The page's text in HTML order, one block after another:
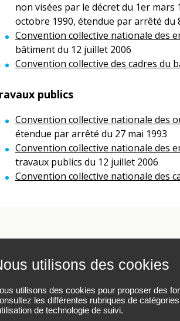
utilisons des cookies
utilisons des cookies pour proposer des
les différentes rubriques de
de technologie de suivi.
non visées par le décret du 1er mars
octobre 1990, étendue par arrêté du
Convention collective nationale des
bâtiment du 12 juillet 2006
Convention collective des cadres du
publics
Convention collective nationale des
étendue par arrêté du 27 mai 1993
Convention collective nationale des
travaux publics du 12 juillet 2006
Convention collective nationale des
légales Protection des données